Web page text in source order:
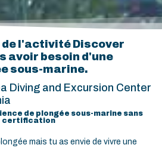
de l'activité Discover
avoir besoin d'une
sous-marine.
Diving and Excursion Center
de plongée sous-marine sans
certification
mais tu as envie de vivre une